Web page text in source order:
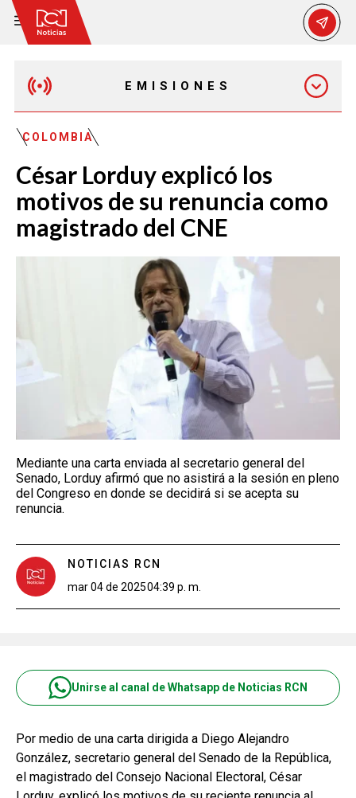
EMISIONES
EMISIÓN 7:00 PM
COLOMBIA
César Lorduy explicó los
motivos de su renuncia como
magistrado del CNE
Mediante una carta enviada al secretario general del
Senado, Lorduy afirmó que no asistirá a la sesión en pleno
del Congreso en donde se decidirá si se acepta su
renuncia.
NOTICIAS RCN
mar 04 de 202504:39 p. m.
Unirse al canal de Whatsapp de Noticias RCN
Por medio de una carta dirigida a Diego Alejandro
González, secretario general del Senado de la República,
el magistrado del Consejo Nacional Electoral, César